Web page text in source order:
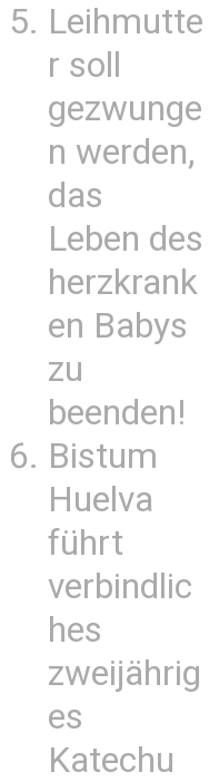
Leihmutte
r soll
gezwunge
n werden,
das
Leben des
herzkrank
en Babys
zu
beenden!
Bistum
Huelva
führt
verbindlic
hes
zweijährig
es
Katechu